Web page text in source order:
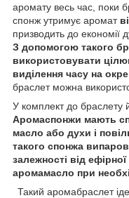
аромату весь час, поки
спонж утримує аромат
призводить до економії
З допомогою такого
використовувати
виділення часу на
браслет можна
У комплект до браслету
Аромаспонжи мають
масло або духи і
такого спонжа
залежності від
аромамасло при
Такий аромабраслет